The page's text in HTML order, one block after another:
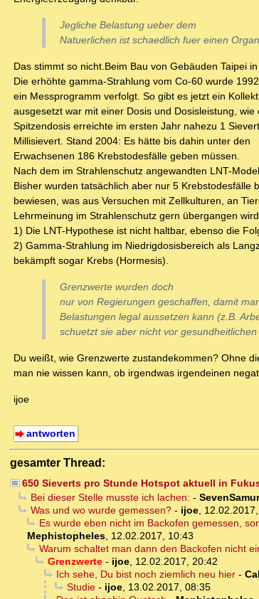
Jegliche Belastung ueber dem
Natuerlichen ist schaedlich fuer einen
Das stimmt so nicht.Beim Bau von Gebäuden Taipei
Die erhöhte gamma-Strahlung vom Co-60 wurde
ein Messprogramm verfolgt. So gibt es jetzt ein
ausgesetzt war mit einer Dosis und Dosisleistung,
Spitzendosis erreichte im ersten Jahr nahezu 1
Millisievert. Stand 2004: Es hätte bis dahin unter den
Erwachsenen 186 Krebstodesfälle geben müssen.
Nach dem im Strahlenschutz angewandten LNT-
Bisher wurden tatsächlich aber nur 5
bewiesen, was aus Versuchen mit Zellkulturen, an
Lehrmeinung im Strahlenschutz gern übergangen
1) Die LNT-Hypothese ist nicht haltbar, ebenso die
2) Gamma-Strahlung im Niedrigdosisbereich als
bekämpft sogar Krebs (Hormesis).
Grenzwerte wurden doch
nur von Regierungen geschaffen, damit
Belastungen legal aussetzen kann (z.B.
schuetzt sie aber nicht vor gesundheitlichen
Du weißt, wie Grenzwerte zustandekommen? Ohne
man nie wissen kann, ob irgendwas irgendeinen
ijoe
antworten
gesamter Thread:
650 Sieverts pro Stunde Hotspot aktuell in
Bei dieser Stelle musste ich lachen: -
Was und wo wurde gemessen?- ijoe,
Es wurde eben nicht im Backofen gemessen,
Mephistopheles, 12.02.2017, 10:43
Warum schaltet man dann den Backofen nicht
Grenzwerte- ijoe, 12.02.2017, 20:42
Ich sehe, Du bist noch ziemlich neu hier-
Studie- ijoe, 13.02.2017, 08:35